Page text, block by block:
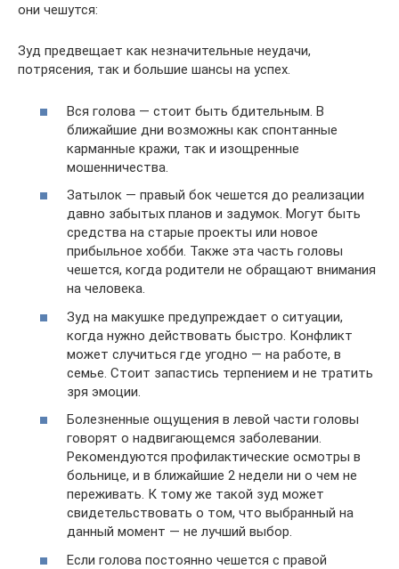
они чешутся:
Зуд предвещает как незначительные неудачи,
потрясения, так и большие шансы на успех.
Вся голова — стоит быть бдительным. В
ближайшие дни возможны как спонтанные
карманные кражи, так и изощренные
мошенничества.
Затылок — правый бок чешется до реализации
давно забытых планов и задумок. Могут быть
средства на старые проекты или новое
прибыльное хобби. Также эта часть головы
чешется, когда родители не обращают внимания
на человека.
Зуд на макушке предупреждает о ситуации,
когда нужно действовать быстро. Конфликт
может случиться где угодно — на работе, в
семье. Стоит запастись терпением и не тратить
зря эмоции.
Болезненные ощущения в левой части головы
говорят о надвигающемся заболевании.
Рекомендуются профилактические осмотры в
больнице, и в ближайшие 2 недели ни о чем не
переживать. К тому же такой зуд может
свидетельствовать о том, что выбранный на
данный момент — не лучший выбор.
Если голова постоянно чешется с правой